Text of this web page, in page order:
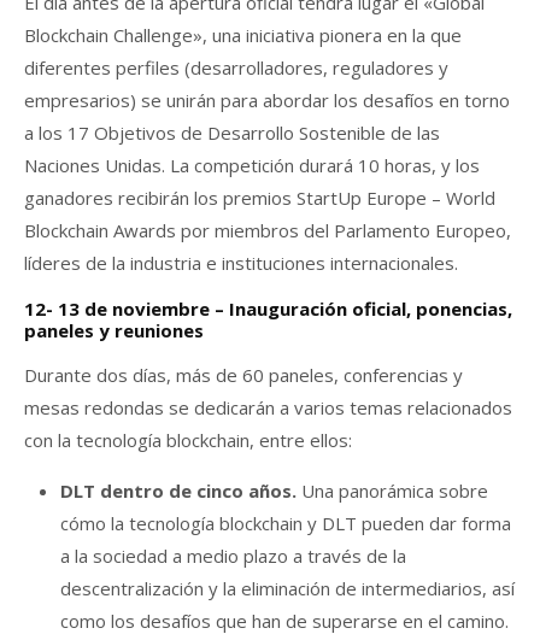
Blockchain Challenge», una iniciativa pionera en la que
diferentes perfiles (desarrolladores, reguladores y
empresarios) se unirán para abordar los desafíos en torno
a los 17 Objetivos de Desarrollo Sostenible de las
Naciones Unidas. La competición durará 10 horas, y los
ganadores recibirán los premios StartUp Europe – World
Blockchain Awards por miembros del Parlamento Europeo,
líderes de la industria e instituciones internacionales.
12- 13 de noviembre – Inauguración oficial, ponencias,
paneles y reuniones
Durante dos días, más de 60 paneles, conferencias y
mesas redondas se dedicarán a varios temas relacionados
con la tecnología blockchain, entre ellos:
DLT dentro de cinco años. Una panorámica sobre
cómo la tecnología blockchain y DLT pueden dar forma
a la sociedad a medio plazo a través de la
descentralización y la eliminación de intermediarios, así
como los desafíos que han de superarse en el camino.